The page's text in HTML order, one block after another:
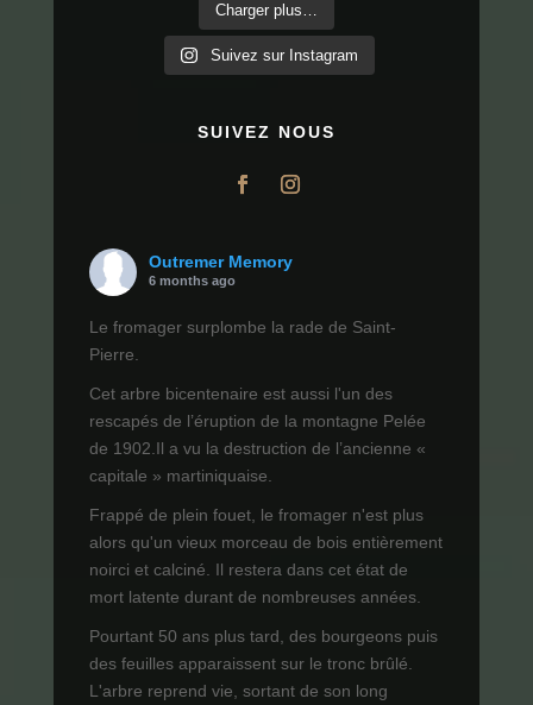
Charger plus…
Suivez sur Instagram
SUIVEZ NOUS
Outremer Memory
6 months ago
Le fromager surplombe la rade de Saint-
Pierre.
Cet arbre bicentenaire est aussi l'un des
rescapés de l’éruption de la montagne Pelée
de 1902.Il a vu la destruction de l’ancienne «
capitale » martiniquaise.
Frappé de plein fouet, le fromager n'est plus
alors qu'un vieux morceau de bois entièrement
noirci et calciné. Il restera dans cet état de
mort latente durant de nombreuses années.
Pourtant 50 ans plus tard, des bourgeons puis
des feuilles apparaissent sur le tronc brûlé.
L'arbre reprend vie, sortant de son long